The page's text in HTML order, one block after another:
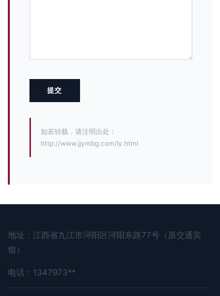
如若转载，请注明出处：
http://www.jjymbg.com/ly.html
地址：江西省九江市浔阳区浔阳东路77号（原交通宾
馆）
电话：1347973**